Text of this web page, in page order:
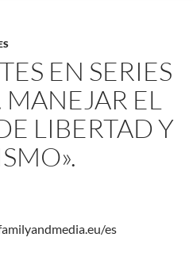
EN SERIES
EL
LIBERTAD Y
es